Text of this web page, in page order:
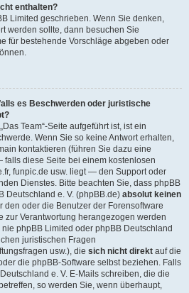
enthalten?
Limited geschrieben. Wenn Sie denken,
werden sollte, dann besuchen Sie
für bestehende Vorschläge abgeben oder
es Beschwerden oder juristische
Team“-Seite aufgeführt ist, ist ein
Wenn Sie so keine Antwort erhalten,
kontaktieren (führen Sie dazu eine
diese Seite bei einem kostenlosen
funpic.de usw. liegt — den Support oder
Dienstes. Bitte beachten Sie, dass phpBB
Deutschland e. V. (phpBB.de) absolut keinen
den oder die Benutzer der Forensoftware
zur Verantwortung herangezogen werden
phpBB Limited oder phpBB Deutschland
juristischen Fragen
usw.), die sich nicht direkt auf die
die phpBB-Software selbst beziehen. Falls
e. V. E-Mails schreiben, die die
betreffen, so werden Sie, wenn überhaupt,